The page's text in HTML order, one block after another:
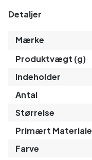
Detaljer
Mærke
Produktvægt (g)
Indeholder
Antal
Størrelse
Primært Materiale
Farve